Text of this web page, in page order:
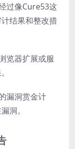
过像Cure53这
结果和整改措
览器扩展或服
漏洞赏金计
洞。